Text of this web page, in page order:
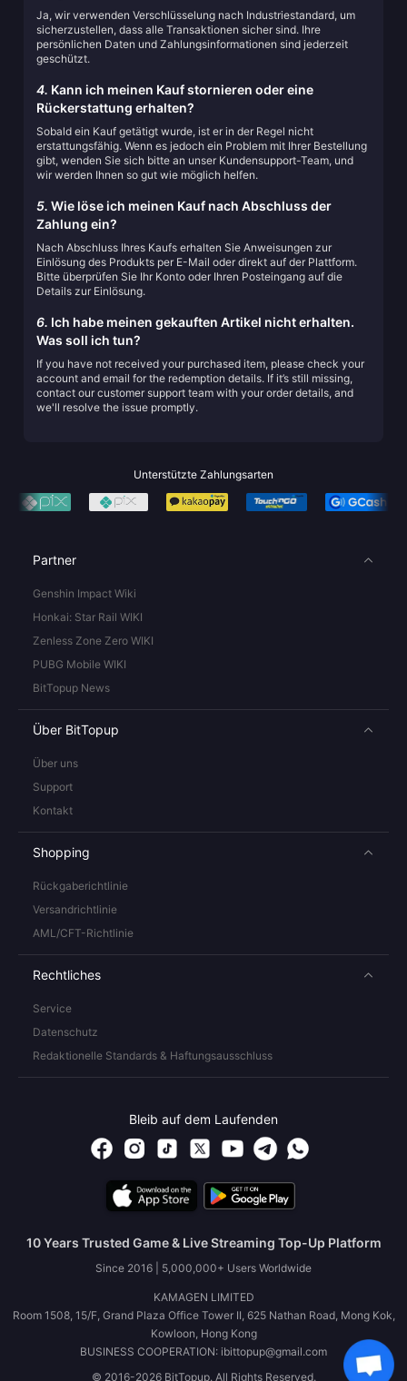
Ja, wir verwenden Verschlüsselung nach Industriestandard, um
sicherzustellen, dass alle Transaktionen sicher sind. Ihre
persönlichen Daten und Zahlungsinformationen sind jederzeit
geschützt.
4. Kann ich meinen Kauf stornieren oder eine
Rückerstattung erhalten?
Sobald ein Kauf getätigt wurde, ist er in der Regel nicht
erstattungsfähig. Wenn es jedoch ein Problem mit Ihrer Bestellung
gibt, wenden Sie sich bitte an unser Kundensupport-Team, und
wir werden Ihnen so gut wie möglich helfen.
5. Wie löse ich meinen Kauf nach Abschluss der
Zahlung ein?
Nach Abschluss Ihres Kaufs erhalten Sie Anweisungen zur
Einlösung des Produkts per E-Mail oder direkt auf der Plattform.
Bitte überprüfen Sie Ihr Konto oder Ihren Posteingang auf die
Details zur Einlösung.
6. Ich habe meinen gekauften Artikel nicht erhalten.
Was soll ich tun?
If you have not received your purchased item, please check your
account and email for the redemption details. If it’s still missing,
contact our customer support team with your order details, and
we'll resolve the issue promptly.
Unterstützte Zahlungsarten
Partner
Genshin Impact Wiki
Honkai: Star Rail WIKI
Zenless Zone Zero WIKI
PUBG Mobile WIKI
BitTopup News
Über BitTopup
Über uns
Support
Kontakt
Shopping
Rückgaberichtlinie
Versandrichtlinie
AML/CFT-Richtlinie
Rechtliches
Service
Datenschutz
Redaktionelle Standards & Haftungsausschluss
Bleib auf dem Laufenden
10 Years Trusted Game & Live Streaming Top-Up Platform
Since 2016 | 5,000,000+ Users Worldwide
KAMAGEN LIMITED
Room 1508, 15/F, Grand Plaza Office Tower II, 625 Nathan Road, Mong Kok,
Kowloon, Hong Kong
BUSINESS COOPERATION: ibittopup@gmail.com
© 2016-2026 BitTopup. All Rights Reserved.